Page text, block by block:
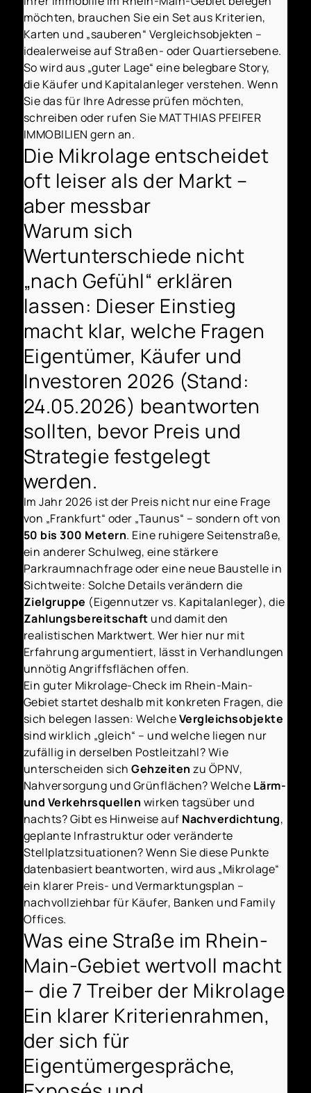
möchten, brauchen Sie ein Set aus Kriterien,
Karten und „sauberen“ Vergleichsobjekten –
idealerweise auf Straßen- oder Quartiersebene.
So wird aus „guter Lage“ eine belegbare Story,
die Käufer und Kapitalanleger verstehen. Wenn
Sie das für Ihre Adresse prüfen möchten,
schreiben oder rufen Sie MATTHIAS PFEIFER
IMMOBILIEN gern an.
Die Mikrolage entscheidet
oft leiser als der Markt –
aber messbar
Warum sich
Wertunterschiede nicht
„nach Gefühl“ erklären
lassen: Dieser Einstieg
macht klar, welche Fragen
Eigentümer, Käufer und
Investoren 2026 (Stand:
24.05.2026) beantworten
sollten, bevor Preis und
Strategie festgelegt
werden.
Im Jahr 2026 ist der Preis nicht nur eine Frage
von „Frankfurt“ oder „Taunus“ – sondern oft von
50 bis 300 Metern. Eine ruhigere Seitenstraße,
ein anderer Schulweg, eine stärkere
Parkraumnachfrage oder eine neue Baustelle in
Sichtweite: Solche Details verändern die
Zielgruppe (Eigennutzer vs. Kapitalanleger), die
Zahlungsbereitschaft und damit den
realistischen Marktwert. Wer hier nur mit
Erfahrung argumentiert, lässt in Verhandlungen
unnötig Angriffsflächen offen.
Ein guter Mikrolage-Check im Rhein-Main-
Gebiet startet deshalb mit konkreten Fragen, die
sich belegen lassen: WelcheVergleichsobjekte
sind wirklich „gleich“ – und welche liegen nur
zufällig in derselben Postleitzahl? Wie
unterscheiden sichGehzeiten zu ÖPNV,
Nahversorgung und Grünflächen? Welche Lärm-
und Verkehrsquellen wirken tagsüber und
nachts? Gibt es Hinweise auf Nachverdichtung,
geplante Infrastruktur oder veränderte
Stellplatzsituationen? Wenn Sie diese Punkte
datenbasiert beantworten, wird aus „Mikrolage“
ein klarer Preis- und Vermarktungsplan –
nachvollziehbar für Käufer, Banken und Family
Offices.
Was eine Straße im Rhein-
Main-Gebiet wertvoll macht
– die 7 Treiber der Mikrolage
Ein klarer Kriterienrahmen,
der sich für
Eigentümergespräche,